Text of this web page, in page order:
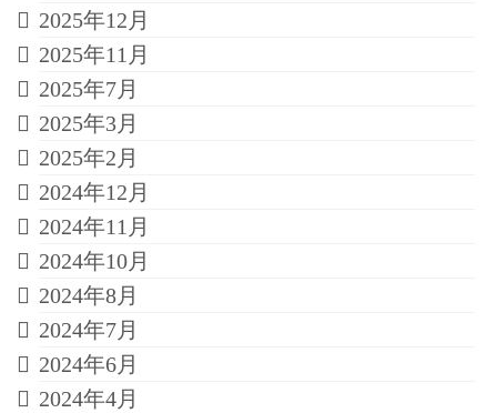
2025年12月
2025年11月
2025年7月
2025年3月
2025年2月
2024年12月
2024年11月
2024年10月
2024年8月
2024年7月
2024年6月
2024年4月